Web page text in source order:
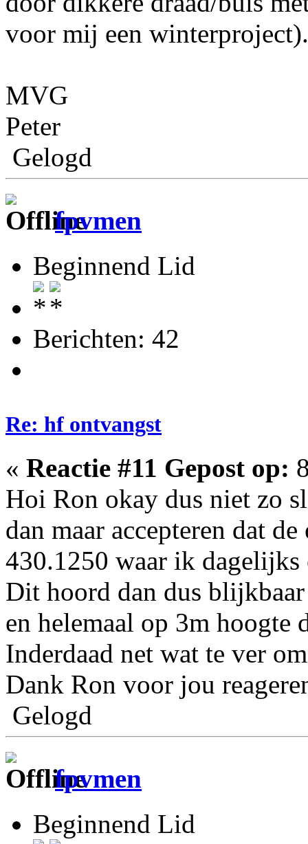
voor mij een winterproject).
MVG
Peter
Gelogd
fpvmen
Beginnend Lid
Berichten: 42
Re: hf ontvangst
« Reactie #11 Gepost op:
Hoi Ron okay dus niet zo
dan maar accepteren dat
430.1250 waar ik dagelijks
Dit hoord dan dus
en helemaal op 3m
Inderdaad net wat te ver
Dank Ron voor jou
Gelogd
fpvmen
Beginnend Lid